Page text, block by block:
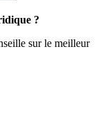
?
sur le meilleur